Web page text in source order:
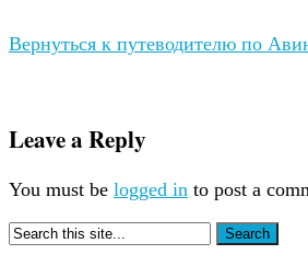
Вернуться к путеводителю по
Leave a Reply
You must be logged in to post a